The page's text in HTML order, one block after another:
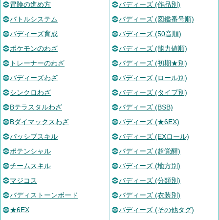
冒険の進め方
バトルシステム
バディーズ育成
ポケモンのわざ
トレーナーのわざ
バディーズわざ
シンクロわざ
Bテラスタルわざ
Bダイマックスわざ
パッシブスキル
ポテンシャル
チームスキル
マジコス
バディストーンボード
★6EX
バディーズ (作品別)
バディーズ (図鑑番号順)
バディーズ (50音順)
バディーズ (能力値順)
バディーズ (初期★別)
バディーズ (ロール別)
バディーズ (タイプ別)
バディーズ (BSB)
バディーズ (★6EX)
バディーズ (EXロール)
バディーズ (超覚醒)
バディーズ (地方別)
バディーズ (分類別)
バディーズ (衣装別)
バディーズ (その他タグ)